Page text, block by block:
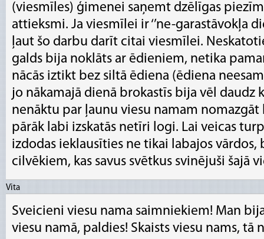
(viesmīles) ģimenei saņemt dzēlīgas
attieksmi. Ja viesmīlei ir ‘’ne-garastāvokļa
ļaut šo darbu darīt citai viesmīlei.
galds bija noklāts ar ēdieniem, netika
nācās iztikt bez siltā ēdiena (ēdiena
jo nākamajā dienā brokastīs bija vēl daudz
nenāktu par ļaunu viesu namam nomazgāt
pārāk labi izskatās netīri logi. Lai veicas
izdodas ieklausīties ne tikai labajos
cilvēkiem, kas savus svētkus svinējuši šajā
Vita
Sveicieni viesu nama saimniekiem! Man
viesu namā, paldies! Skaists viesu nams, tā